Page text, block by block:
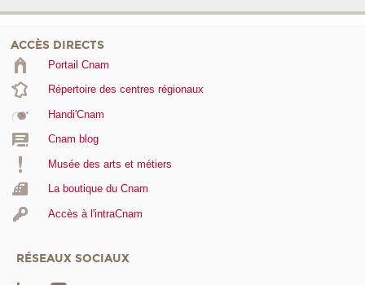
ACCÈS DIRECTS
Portail Cnam
Répertoire des centres régionaux
Handi'Cnam
Cnam blog
Musée des arts et métiers
La boutique du Cnam
Accès à l'intraCnam
RÉSEAUX SOCIAUX